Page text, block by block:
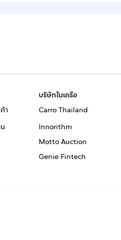
า
บริษัทในเครือ
Carro Thailand
Innorithm
Motto Auction
Genie Fintech